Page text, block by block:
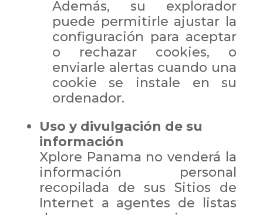
Además, su explorador
puede permitirle ajustar la
configuración para aceptar
o rechazar cookies, o
enviarle alertas cuando una
cookie se instale en su
ordenador.
Uso y divulgación de su
información
Xplore Panama no venderá la
información personal
recopilada de sus Sitios de
Internet a agentes de listas